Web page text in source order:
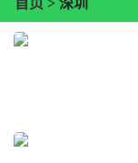
首页 > 深圳